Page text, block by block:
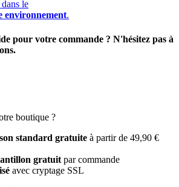
le
environnement.
pour votre commande ? N'hésitez pas à
boutique ?
standard gratuite à partir de 49,90 €
gratuit par commande
avec cryptage SSL